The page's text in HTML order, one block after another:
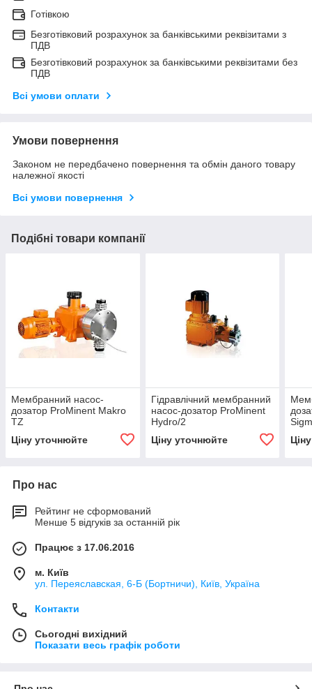
Готівкою
Безготівковий розрахунок за банківськими реквізитами з
ПДВ
Безготівковий розрахунок за банківськими реквізитами без
ПДВ
Всі умови оплати
Умови повернення
Законом не передбачено повернення та обмін даного товару
належної якості
Всі умови повернення
Подібні товари компанії
Мембранний насос-
дозатор ProMinent Makro
TZ
Ціну уточнюйте
Гідравлічний мембранний
насос-дозатор ProMinent
Hydro/2
Ціну уточнюйте
Про нас
Рейтинг не сформований
Менше 5 відгуків за останній рік
Працює з 17.06.2016
м. Київ
ул. Переяславская, 6-Б (Бортничи), Київ, Україна
Контакти
Сьогодні вихідний
Показати весь графік роботи